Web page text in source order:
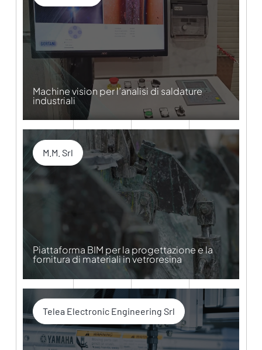
Machine vision per l’analisi di saldature
industriali
M.M. Srl
Piattaforma BIM per la progettazione e la
fornitura di materiali in vetroresina
Telea Electronic Engineering Srl